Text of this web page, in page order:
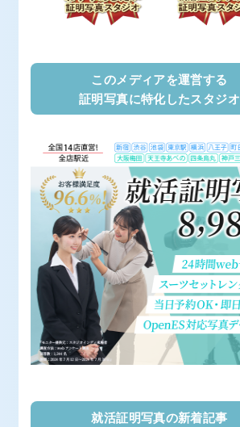
このメディアを運営する
証明写真に特化したスタジオ
就活証明写真の新着記事